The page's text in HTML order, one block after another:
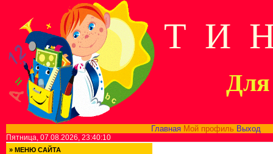
Т И
Для
Главная Мой профиль Выход
Пятница, 07.08.2026, 23:40:10
» МЕНЮ САЙТА